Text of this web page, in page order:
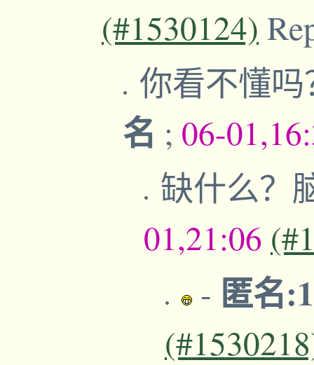
(#1530124)
你看不懂
名 ; 06-
缺什么？
01,21:06
- 匿名